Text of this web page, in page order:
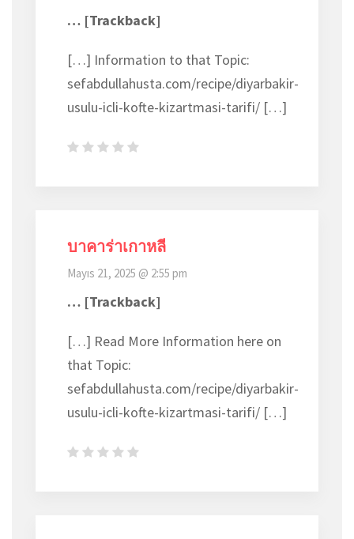
… [Trackback]
[…] Information to that Topic:
sefabdullahusta.com/recipe/diyarbakir-
usulu-icli-kofte-kizartmasi-tarifi/ […]
บาคาร่าเกาหลี
Mayıs 21, 2025 @ 2:55 pm
… [Trackback]
[…] Read More Information here on
that Topic:
sefabdullahusta.com/recipe/diyarbakir-
usulu-icli-kofte-kizartmasi-tarifi/ […]